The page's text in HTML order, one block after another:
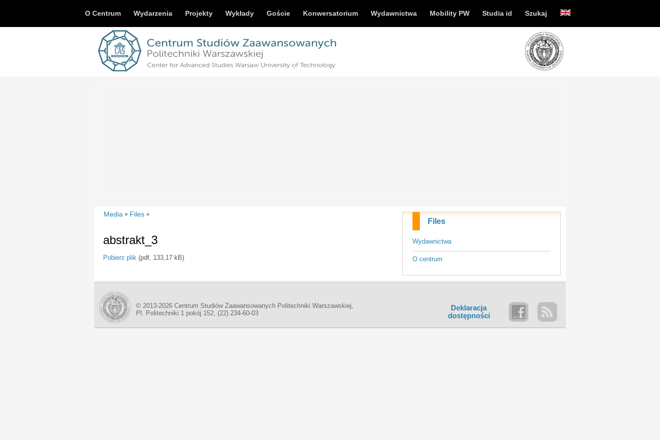
O Centrum Wydarzenia Projekty Wykłady Goście Konwersatorium Wydawnictwa Mobility PW Studia id Szukaj
Files
Wydawnictwa
O centrum
Media » Files »
abstrakt_3
Pobierz plik (pdf, 133,17 kB)
Deklaracja
dostępności
© 2013-2026 Centrum Studiów Zaawansowanych Politechniki Warszawskiej,
Pl. Politechniki 1 pokój 152, (22) 234-60-03